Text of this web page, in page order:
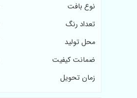
نوع بافت
تعداد رنگ
محل تولید
ضمانت کیفیت
زمان تحویل